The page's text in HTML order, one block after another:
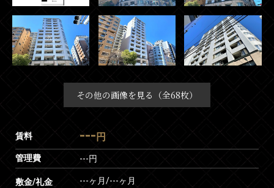
その他の画像を見る（全68枚）
賃料 --- 円
管理費 ---円
敷金/礼金 ---ヶ月/---ヶ月